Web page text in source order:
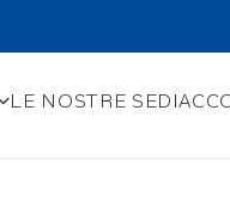
LE NOSTRE SEDI